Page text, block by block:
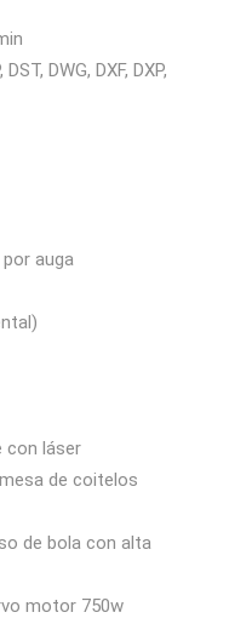
DWG, DXF, DXP,
auga
con láser
de coitelos
de bola con alta
motor 750w